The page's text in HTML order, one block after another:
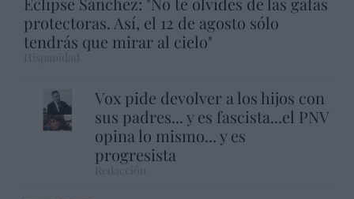
protectoras. Así, el 12 de agosto sólo
tendrás que mirar al cielo"
Vox pide devolver a los hijos con
sus padres... y es fascista...el PNV
opina lo mismo... y es
progresista